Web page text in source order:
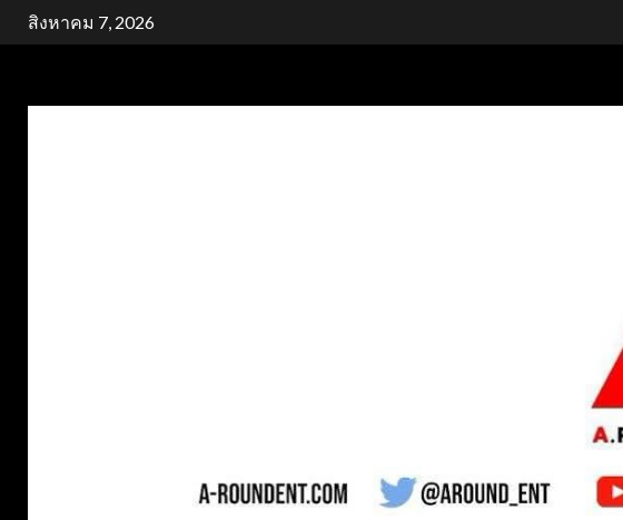
Skipสิงหาคม 7, 2026